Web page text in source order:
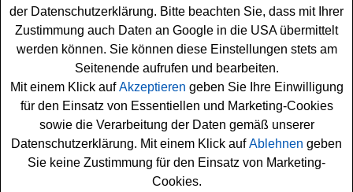
der Datenschutzerklärung. Bitte beachten Sie, dass mit Ihrer
Zustimmung auch Daten an Google in die USA übermittelt
werden können. Sie können diese Einstellungen stets am
Seitenende aufrufen und bearbeiten.
Mit einem Klick aufAkzeptieren geben Sie Ihre Einwilligung
für den Einsatz von Essentiellen und Marketing-Cookies
sowie die Verarbeitung der Daten gemäß unserer
Datenschutzerklärung. Mit einem Klick aufAblehnen geben
Sie keine Zustimmung für den Einsatz von Marketing-
Cookies.